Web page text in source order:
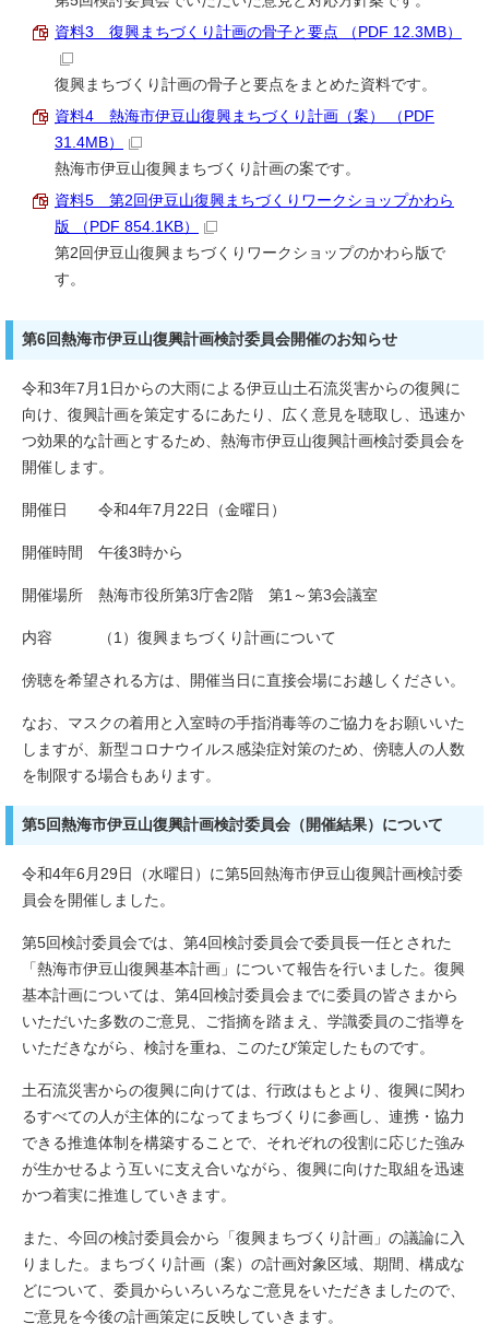
資料3 復興まちづくり計画の骨子と要点 （PDF 12.3MB）
復興まちづくり計画の骨子と要点をまとめた資料です。
資料4 熱海市伊豆山復興まちづくり計画（案） （PDF
31.4MB）
熱海市伊豆山復興まちづくり計画の案です。
資料5 第2回伊豆山復興まちづくりワークショップかわら
版 （PDF 854.1KB）
第2回伊豆山復興まちづくりワークショップのかわら版で
す。
第6回熱海市伊豆山復興計画検討委員会開催のお知らせ
令和3年7月1日からの大雨による伊豆山土石流災害からの復興に
向け、復興計画を策定するにあたり、広く意見を聴取し、迅速か
つ効果的な計画とするため、熱海市伊豆山復興計画検討委員会を
開催します。
開催日 令和4年7月22日（金曜日）
開催時間 午後3時から
開催場所 熱海市役所第3庁舎2階 第1～第3会議室
内容 （1）復興まちづくり計画について
傍聴を希望される方は、開催当日に直接会場にお越しください。
なお、マスクの着用と入室時の手指消毒等のご協力をお願いいた
しますが、新型コロナウイルス感染症対策のため、傍聴人の人数
を制限する場合もあります。
第5回熱海市伊豆山復興計画検討委員会（開催結果）について
令和4年6月29日（水曜日）に第5回熱海市伊豆山復興計画検討委
員会を開催しました。
第5回検討委員会では、第4回検討委員会で委員長一任とされた
「熱海市伊豆山復興基本計画」について報告を行いました。復興
基本計画については、第4回検討委員会までに委員の皆さまから
いただいた多数のご意見、ご指摘を踏まえ、学識委員のご指導を
いただきながら、検討を重ね、このたび策定したものです。
土石流災害からの復興に向けては、行政はもとより、復興に関わ
るすべての人が主体的になってまちづくりに参画し、連携・協力
できる推進体制を構築することで、それぞれの役割に応じた強み
が生かせるよう互いに支え合いながら、復興に向けた取組を迅速
かつ着実に推進していきます。
また、今回の検討委員会から「復興まちづくり計画」の議論に入
りました。まちづくり計画（案）の計画対象区域、期間、構成な
どについて、委員からいろいろなご意見をいただきましたので、
ご意見を今後の計画策定に反映していきます。